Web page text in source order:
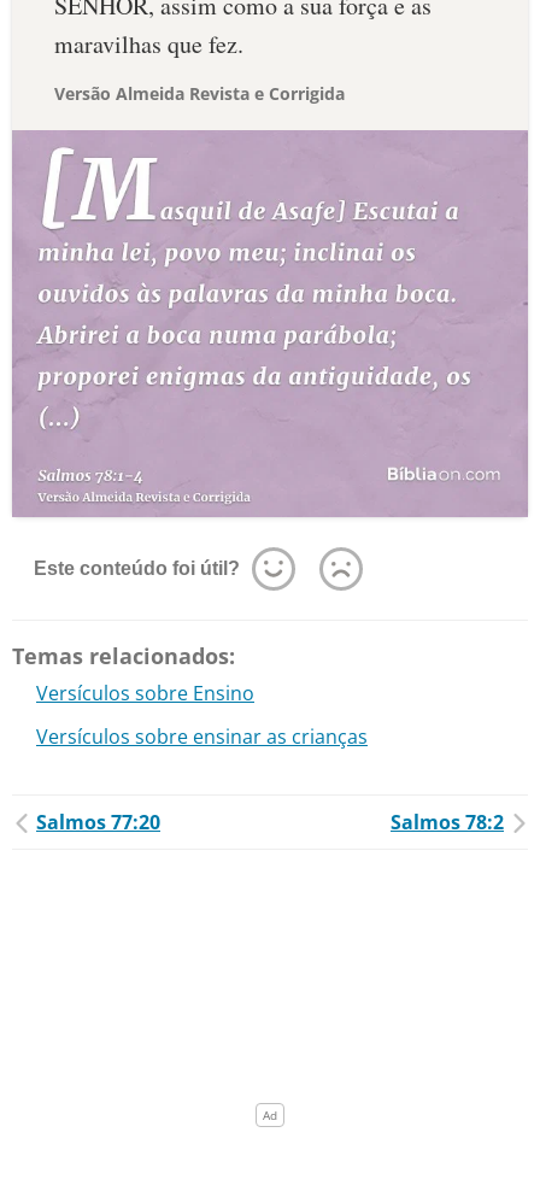
maravilhas que fez.
Versão Almeida Revista e Corrigida
Este conteúdo foi útil?
Temas relacionados:
Versículos sobre Ensino
Versículos sobre ensinar as crianças
Salmos 77:20 Salmos 78:2